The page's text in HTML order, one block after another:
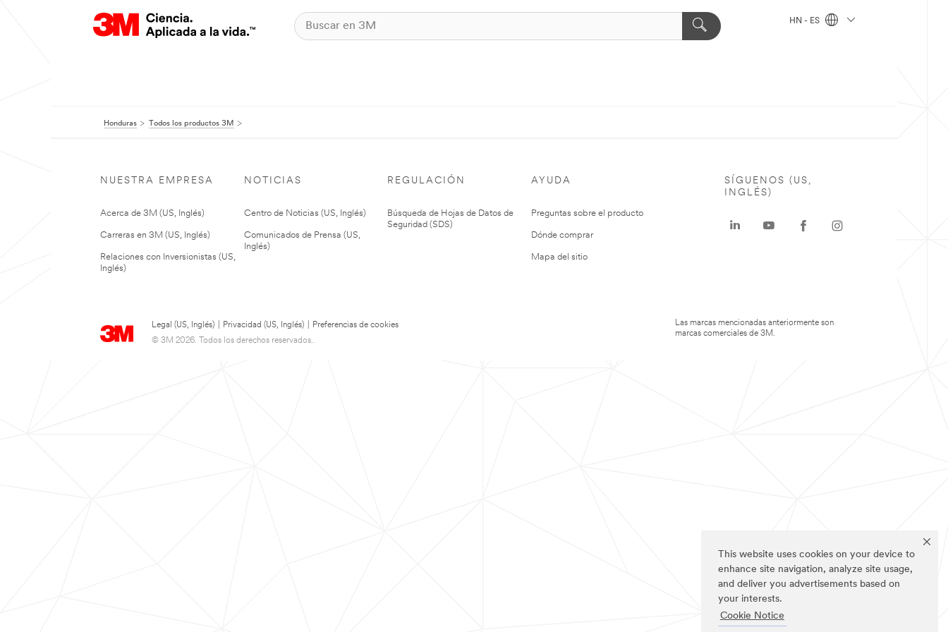
This website uses cookies on your device to
enhance site navigation, analyze site usage,
and deliver you advertisements based on
your interests.
Cookie Notice
HN - ES
Honduras Todos los productos 3M
NUESTRA EMPRESA
Acerca de 3M (US, Inglés)
Carreras en 3M (US, Inglés)
Relaciones con Inversionistas (US,
Inglés)
NOTICIAS
Centro de Noticias (US, Inglés)
Comunicados de Prensa (US,
Inglés)
REGULACIÓN
Búsqueda de Hojas de Datos de
Seguridad (SDS)
AYUDA
Preguntas sobre el producto
Dónde comprar
Mapa del sitio
Legal (US, Inglés) Privacidad (US, Inglés)
Preferencias de cookies
© 3M 2026. Todos los derechos reservados..
SÍGUENOS (US,
INGLÉS)
Las marcas mencionadas anteriormente son
marcas comerciales de 3M.